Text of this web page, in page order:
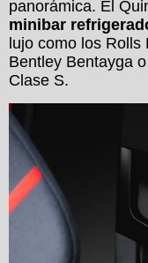
panorámica. El
minibar
lujo como los
Bentley Bentayga
Clase S.